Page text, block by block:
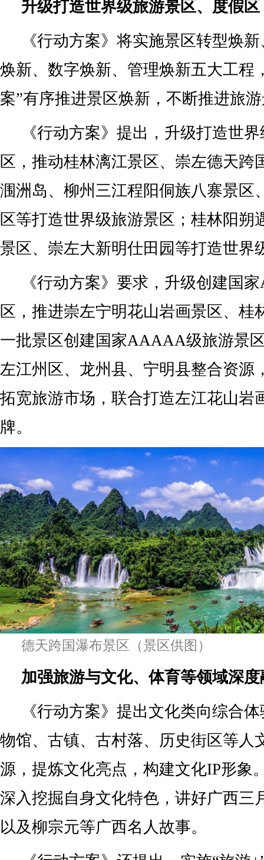
升级打造世界级旅游景区、度假区
《行动方案》将实施景区转型焕
焕新、数字焕新、管理焕新五大工程
案”有序推进景区焕新，不断推进旅
《行动方案》提出，升级打造世
区，推动桂林漓江景区、崇左德天跨
涠洲岛、柳州三江程阳侗族八寨景区
区等打造世界级旅游景区；桂林阳朔
景区、崇左大新明仕田园等打造世界
《行动方案》要求，升级创建国
区，推进崇左宁明花山岩画景区、桂
一批景区创建国家AAAAA级旅游景
左江州区、龙州县、宁明县整合资源
拓宽旅游市场，联合打造左江花山岩
牌。
德天跨国瀑布景区（景区供图）
加强旅游与文化、体育等领域深度
《行动方案》提出文化类向综合
物馆、古镇、古村落、历史街区等人
源，提炼文化亮点，构建文化IP形象
深入挖掘自身文化特色，讲好广西三
以及柳宗元等广西名人故事。